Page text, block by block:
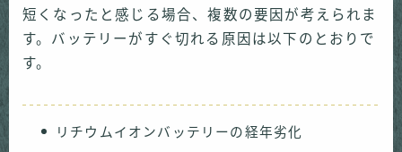
短くなったと感じる場合、複数の要因が考えられま
す。バッテリーがすぐ切れる原因は以下のとおりで
す。
リチウムイオンバッテリーの経年劣化